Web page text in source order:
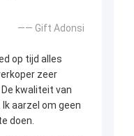
—— Gift Adonsi
op tijd alles
zeer
kwaliteit van
aarzel om geen
doen.